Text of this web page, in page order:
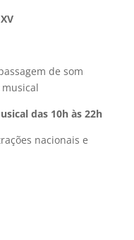
de som
musical
das 10h às 22h
nacionais e